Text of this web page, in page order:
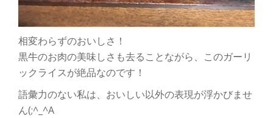
相変わらずのおいしさ！
黒牛のお肉の美味しさも去ることながら、このガーリ
ックライスが絶品なのです！
語彙力のない私は、おいしい以外の表現が浮かびませ
ん(;^_^A